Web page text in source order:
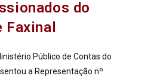
do
Faxinal
Público de Contas do
a Representação nº